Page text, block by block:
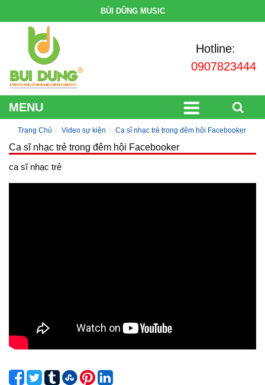
BÙI DŨNG MUSIC
Hotline:
0907823444
MENU
Trang Chủ Video sự kiện Ca sĩ nhạc trẻ trong đêm hội Facebooker
Ca sĩ nhạc trẻ trong đêm hội Facebooker
ca sĩ nhạc trẻ